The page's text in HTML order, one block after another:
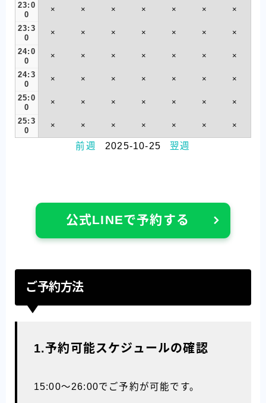
23:0
0
× × × × × × ×
23:3
0
× × × × × × ×
24:0
0
× × × × × × ×
24:3
0
× × × × × × ×
25:0
0
× × × × × × ×
25:3
0
× × × × × × ×
前週 2025-10-25 翌週
公式LINEで予約する
ご予約方法
1.予約可能スケジュールの確認
15:00〜26:00でご予約が可能です。